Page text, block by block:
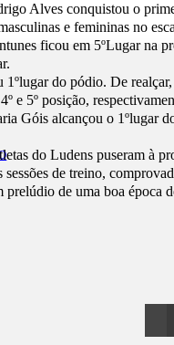
Alves conquistou o
e femininas no
ficou em 5ºLugar na
do pódio. De
e 5º posição,
Góis alcançou o 1ºlugar
do Ludens puseram à
de treino,
prelúdio de uma boa época